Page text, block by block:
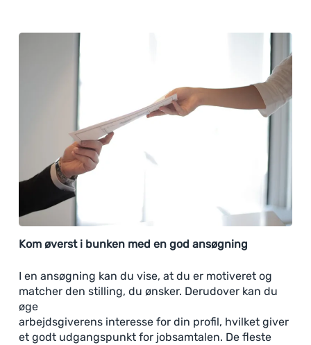
Kom øverst i bunken med en god ansøgning
I en ansøgning kan du vise, at du er motiveret og
matcher den stilling, du ønsker. Derudover kan du
øge
arbejdsgiverens interesse for din profil, hvilket giver
et godt udgangspunkt for jobsamtalen. De fleste